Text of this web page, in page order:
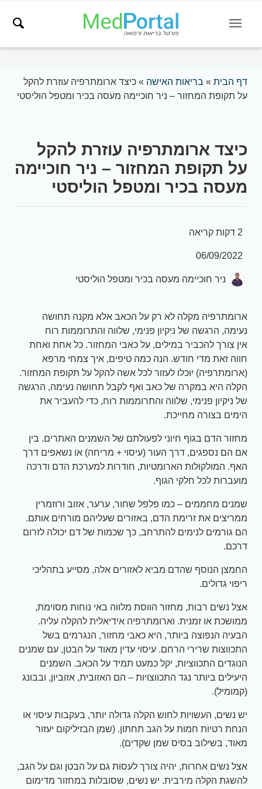
דף הבית» בריאות האישה » כיצד ארומתרפיה עוזרת להקל
על תקופת המחזור – ניר חוכיימה מעסה בכיר ומטפל הוליסטי
כיצד ארומתרפיה עוזרת להקל
על תקופת המחזור – ניר חוכיימה
מעסה בכיר ומטפל הוליסטי
2 דקות קריאה
06/09/2022
ניר חוכיימה מעסה בכיר ומטפל הוליסטי
ארומתרפיה מקלה לא רק על הכאב אלא מקנה תחושה
נעימה, הרגשה של ניקיון פנימי, שלווה והתרוממות רוח
אין צורך להכביר במילים, על כאבי המחזור. כל אחת ואחת
חווה זאת מדי חודש. הנה כמה טיפים, איך צמחי מרפא
(ארומתרפיה) יוכלו לעזור לכל אשה להקל על תקופת המחזור.
הקלה היא במקרה של כאב ואף לקבל תחושה נעימה, הרגשה
של ניקיון פנימי, שלווה והתרוממות רוח, כדי להעביר את
הימים בצורה מחייכת.
מחזור הדם בגוף חיוני לפעולתם של השמנים האתרים. בין
אם הם נספגים, דרך העור (עיסוי + מריחה) או נשאפים דרך
האף. המולקולות הארומטיות, חודרות למערכת הדם ודרכה
מועברות לכל חלקי הגוף.
שמנים מחממים – כמו פלפל שחור, ערער, אזוב ורוזמרין
ממריצים את זרימת הדם, באזורים שעליהם מורחים אותם.
הם גורמים לנימים להתרחב, כך שכמות של דם יכולה לזרום
דרכם.
החמצן הנוסף שהדם מביא לאזורים אלה, מסייע בתהליכי
ריפוי גדולים.
אצל נשים רבות, מחזור הווסת מלווה באי נוחות מסוימת,
ממושכת או זמנית. וארומתרפיה אידיאלית להקלה עליה.
הבעיה הנפוצה ביותר, היא כאבי מחזור, הנגרמים בשל
התכווצות שרירי הרחם. עיסוי עדין מאוד על הבטן, עם שמנים
הנוגדים התכווציות, יקל כמעט תמיד על הכאב. השמנים
היעילים ביותר נגד התכווצויות – הם האזובית, אזוביון, ובבונג
(קמומיל).
יש נשים, העשויות לחוש הקלה גדולה יותר, בעקבות עיסוי או
הנחת רטיות חמות על הגב תחתון. (שמן הבזיליקום יעזור
מאוד, בשילוב בסיס שמן שקדים).
אצל נשים אחרות, יהיה צורך לעסות גם על הבטן וגם על הגב,
להשגת הקלה מירבית. יש נשים, שסובלות במחזור מדימום